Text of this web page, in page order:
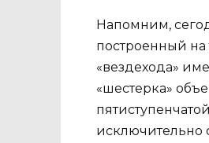
Напомним,
построенный на
«вездехода»
«шестерка»
исключительно